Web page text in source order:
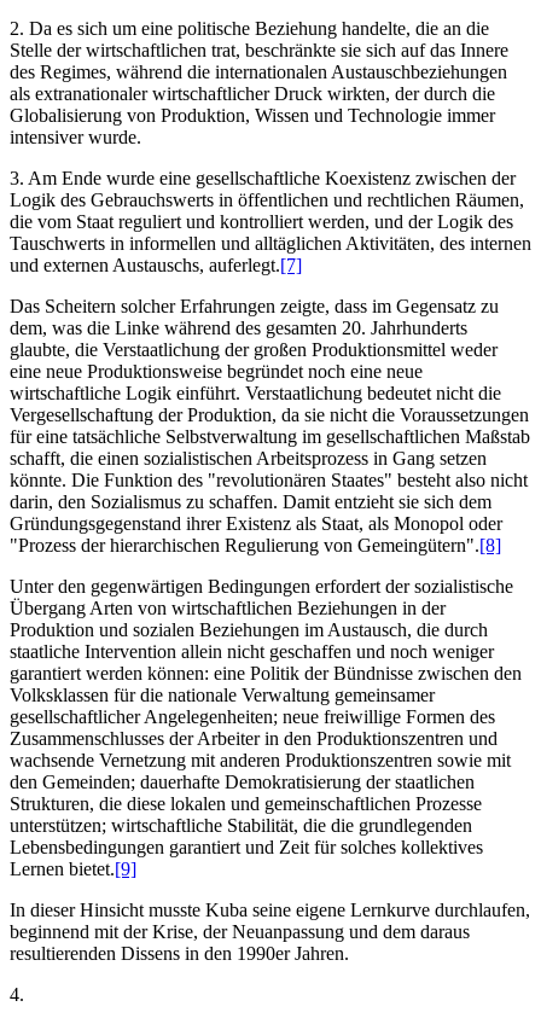
2. Da es sich um eine politische Beziehung handelte, die an die
Stelle der wirtschaftlichen trat, beschränkte sie sich auf das Innere
des Regimes, während die internationalen Austauschbeziehungen
als extranationaler wirtschaftlicher Druck wirkten, der durch die
Globalisierung von Produktion, Wissen und Technologie immer
intensiver wurde.
3. Am Ende wurde eine gesellschaftliche Koexistenz zwischen der
Logik des Gebrauchswerts in öffentlichen und rechtlichen Räumen,
die vom Staat reguliert und kontrolliert werden, und der Logik des
Tauschwerts in informellen und alltäglichen Aktivitäten, des internen
und externen Austauschs, auferlegt.[7]
Das Scheitern solcher Erfahrungen zeigte, dass im Gegensatz zu
dem, was die Linke während des gesamten 20. Jahrhunderts
glaubte, die Verstaatlichung der großen Produktionsmittel weder
eine neue Produktionsweise begründet noch eine neue
wirtschaftliche Logik einführt. Verstaatlichung bedeutet nicht die
Vergesellschaftung der Produktion, da sie nicht die Voraussetzungen
für eine tatsächliche Selbstverwaltung im gesellschaftlichen Maßstab
schafft, die einen sozialistischen Arbeitsprozess in Gang setzen
könnte. Die Funktion des "revolutionären Staates" besteht also nicht
darin, den Sozialismus zu schaffen. Damit entzieht sie sich dem
Gründungsgegenstand ihrer Existenz als Staat, als Monopol oder
"Prozess der hierarchischen Regulierung von Gemeingütern".[8]
Unter den gegenwärtigen Bedingungen erfordert der sozialistische
Übergang Arten von wirtschaftlichen Beziehungen in der
Produktion und sozialen Beziehungen im Austausch, die durch
staatliche Intervention allein nicht geschaffen und noch weniger
garantiert werden können: eine Politik der Bündnisse zwischen den
Volksklassen für die nationale Verwaltung gemeinsamer
gesellschaftlicher Angelegenheiten; neue freiwillige Formen des
Zusammenschlusses der Arbeiter in den Produktionszentren und
wachsende Vernetzung mit anderen Produktionszentren sowie mit
den Gemeinden; dauerhafte Demokratisierung der staatlichen
Strukturen, die diese lokalen und gemeinschaftlichen Prozesse
unterstützen; wirtschaftliche Stabilität, die die grundlegenden
Lebensbedingungen garantiert und Zeit für solches kollektives
Lernen bietet.[9]
In dieser Hinsicht musste Kuba seine eigene Lernkurve durchlaufen,
beginnend mit der Krise, der Neuanpassung und dem daraus
resultierenden Dissens in den 1990er Jahren.
4.